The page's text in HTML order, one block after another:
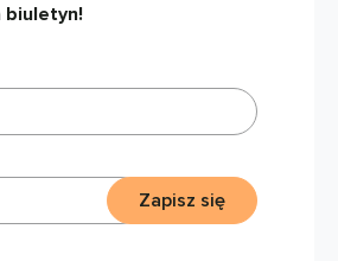
biuletyn!
Zapisz się